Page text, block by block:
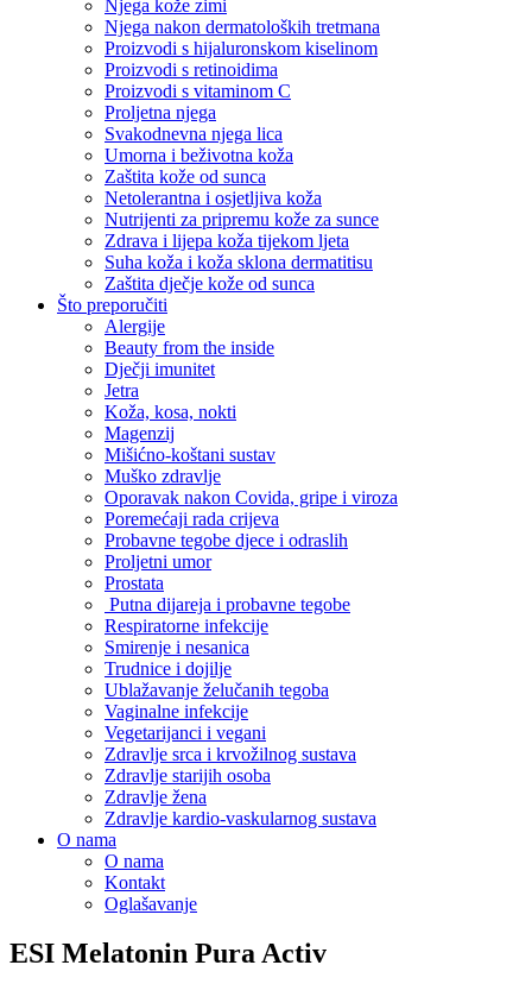
Njega kože zimi
Njega nakon dermatoloških tretmana
Proizvodi s hijaluronskom kiselinom
Proizvodi s retinoidima
Proizvodi s vitaminom C
Proljetna njega
Svakodnevna njega lica
Umorna i beživotna koža
Zaštita kože od sunca
Netolerantna i osjetljiva koža
Nutrijenti za pripremu kože za sunce
Zdrava i lijepa koža tijekom ljeta
Suha koža i koža sklona dermatitisu
Zaštita dječje kože od sunca
Što preporučiti
Alergije
Beauty from the inside
Dječji imunitet
Jetra
Koža, kosa, nokti
Magenzij
Mišićno-koštani sustav
Muško zdravlje
Oporavak nakon Covida, gripe i viroza
Poremećaji rada crijeva
Probavne tegobe djece i odraslih
Proljetni umor
Prostata
Putna dijareja i probavne tegobe
Respiratorne infekcije
Smirenje i nesanica
Trudnice i dojilje
Ublažavanje želučanih tegoba
Vaginalne infekcije
Vegetarijanci i vegani
Zdravlje srca i krvožilnog sustava
Zdravlje starijih osoba
Zdravlje žena
Zdravlje kardio-vaskularnog sustava
O nama
O nama
Kontakt
Oglašavanje
ESI Melatonin Pura Activ